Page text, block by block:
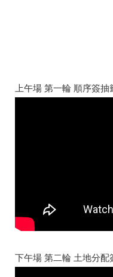
上午場 第一輪 順序簽
下午場 第二輪 土地分